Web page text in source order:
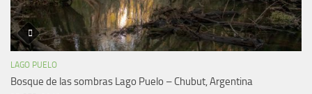
LAGO PUELO
Bosque de las sombras Lago Puelo – Chubut, Argentina